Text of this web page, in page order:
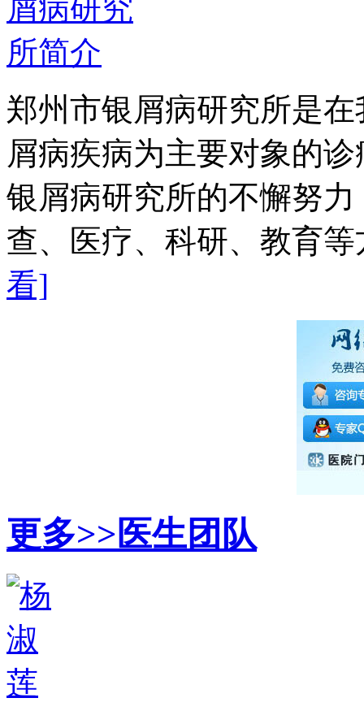
郑州市银屑病研究所是
屑病疾病为主要对象的
银屑病研究所的不懈努
查、医疗、科研、教育
看]
更多>>医生团队